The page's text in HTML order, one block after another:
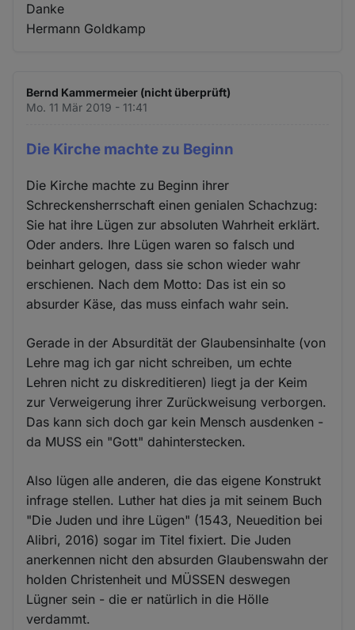
Danke
Hermann Goldkamp
Bernd Kammermeier (nicht überprüft)
Mo. 11 Mär 2019 - 11:41
Die Kirche machte zu Beginn
Die Kirche machte zu Beginn ihrer
Schreckensherrschaft einen genialen Schachzug:
Sie hat ihre Lügen zur absoluten Wahrheit erklärt.
Oder anders. Ihre Lügen waren so falsch und
beinhart gelogen, dass sie schon wieder wahr
erschienen. Nach dem Motto: Das ist ein so
absurder Käse, das muss einfach wahr sein.
Gerade in der Absurdität der Glaubensinhalte (von
Lehre mag ich gar nicht schreiben, um echte
Lehren nicht zu diskreditieren) liegt ja der Keim
zur Verweigerung ihrer Zurückweisung verborgen.
Das kann sich doch gar kein Mensch ausdenken -
da MUSS ein "Gott" dahinterstecken.
Also lügen alle anderen, die das eigene Konstrukt
infrage stellen. Luther hat dies ja mit seinem Buch
"Die Juden und ihre Lügen" (1543, Neuedition bei
Alibri, 2016) sogar im Titel fixiert. Die Juden
anerkennen nicht den absurden Glaubenswahn der
holden Christenheit und MÜSSEN deswegen
Lügner sein - die er natürlich in die Hölle
verdammt.